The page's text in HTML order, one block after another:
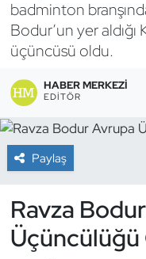
badminton
Bodur’un yer aldığı
üçüncüsü oldu.
HABER MERKEZI
EDITÖR
Paylaş
Ravza
Bocce Bowling
Boks
Briç
Buz Hokeyi
Buz Pateni
Çim Hokeyi
Cimnastik